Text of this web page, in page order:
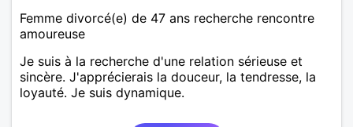
Femme divorcé(e) de 47 ans recherche rencontre
amoureuse
Je suis à la recherche d'une relation sérieuse et
sincère. J'apprécierais la douceur, la tendresse, la
loyauté. Je suis dynamique.